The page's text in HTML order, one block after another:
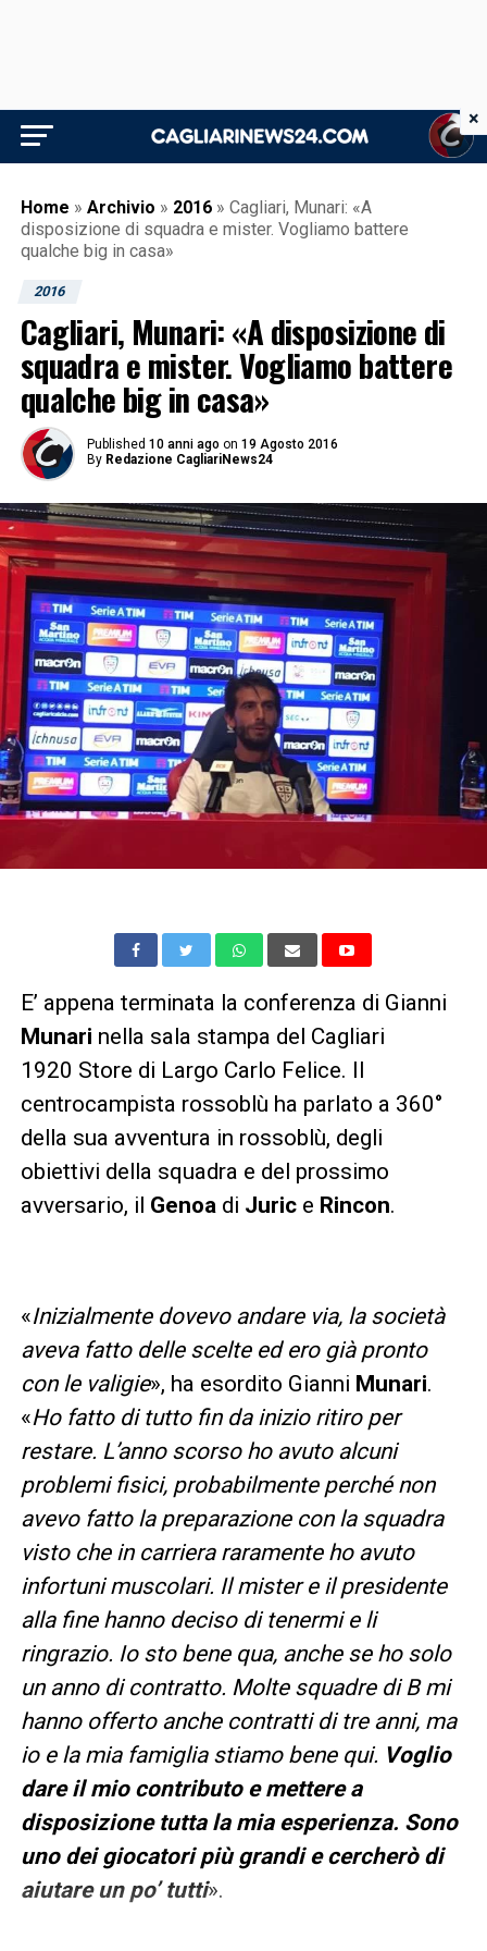
Home » Archivio » 2016 » Cagliari, Munari: «A
disposizione di squadra e mister. Vogliamo battere
qualche big in casa»
2016
Cagliari, Munari: «A disposizione di
squadra e mister. Vogliamo battere
qualche big in casa»
Published 10 anni ago on 19 Agosto 2016
By Redazione CagliariNews24
E’ appena terminata la conferenza di Gianni
Munari nella sala stampa del Cagliari
1920 Store di Largo Carlo Felice. Il
centrocampista rossoblù ha parlato a 360°
della sua avventura in rossoblù, degli
obiettivi della squadra e del prossimo
avversario, il Genoadi Jurice Rincon.
«Inizialmente dovevo andare via, la società
aveva fatto delle scelte ed ero già pronto
con le valigie», ha esordito Gianni Munari.
«Ho fatto di tutto fin da inizio ritiro per
restare. L’anno scorso ho avuto alcuni
problemi fisici, probabilmente perché non
avevo fatto la preparazione con la squadra
visto che in carriera raramente ho avuto
infortuni muscolari. Il mister e il presidente
alla fine hanno deciso di tenermi e li
ringrazio. Io sto bene qua, anche se ho solo
un anno di contratto. Molte squadre di B mi
hanno offerto anche contratti di tre anni, ma
io e la mia famiglia stiamo bene qui. Voglio
dare il mio contributo e mettere a
disposizione tutta la mia esperienza. Sono
uno dei giocatori più grandi e cercherò di
aiutare un po’ tutti».
×